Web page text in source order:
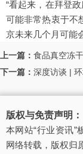
“看起来，在拜登
可能非常热衷于不
京未来几个月可能
上一篇： 食品真空冻
下一篇： 深度访谈 |
版权与免责声明：
本网站“行业资讯”
网络转载，版权归